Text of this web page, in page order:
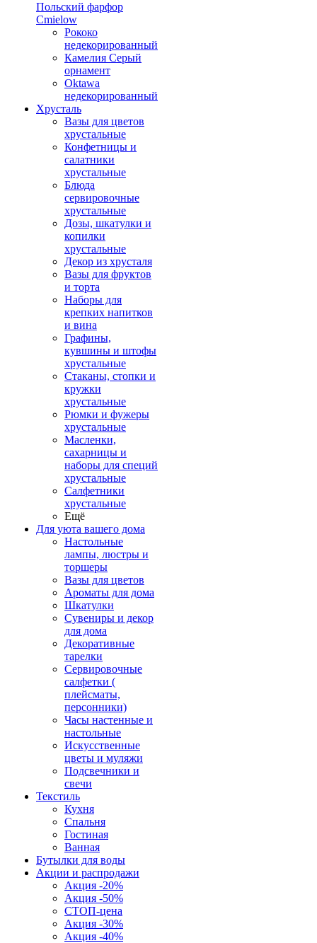
Польский фарфор
Сmielow
Рококо
недекорированный
Камелия Серый
орнамент
Oktawa
недекорированный
Хрусталь
Вазы для цветов
хрустальные
Конфетницы и
салатники
хрустальные
Блюда
сервировочные
хрустальные
Дозы, шкатулки и
копилки
хрустальные
Декор из хрусталя
Вазы для фруктов
и торта
Наборы для
крепких напитков
и вина
Графины,
кувшины и штофы
хрустальные
Стаканы, стопки и
кружки
хрустальные
Рюмки и фужеры
хрустальные
Масленки,
сахарницы и
наборы для специй
хрустальные
Салфетники
хрустальные
Ещё
Для уюта вашего дома
Настольные
лампы, люстры и
торшеры
Вазы для цветов
Ароматы для дома
Шкатулки
Сувениры и декор
для дома
Декоративные
тарелки
Сервировочные
салфетки (
плейсматы,
персонники)
Часы настенные и
настольные
Искусственные
цветы и муляжи
Подсвечники и
свечи
Текстиль
Кухня
Спальня
Гостиная
Ванная
Бутылки для воды
Акции и распродажи
Акция -20%
Акция -50%
СТОП-цена
Акция -30%
Акция -40%